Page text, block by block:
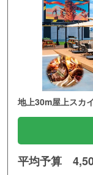
地上30m屋上スカ
平均予算